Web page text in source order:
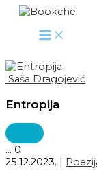
Pređi
Saša Dragojević
Entropija
... 0
25.12.2023. |